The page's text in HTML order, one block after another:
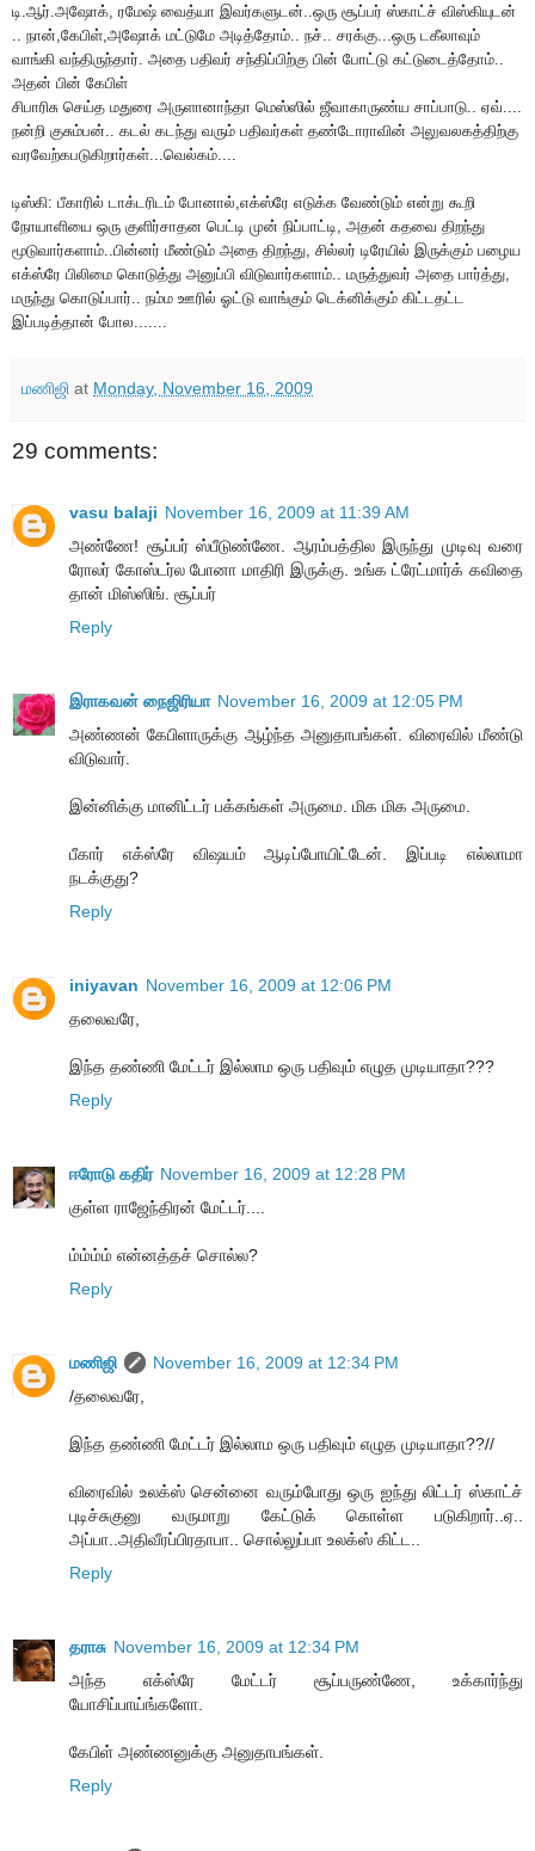
டி.ஆர்.அஷோக், ரமேஷ் வைத்யா இவர்களுடன்..ஒரு சூப்பர் ஸ்காட்ச் விஸ்கியுடன்
.. நான்,கேபிள்,அஷோக் மட்டுமே அடித்தோம்.. நச்.. சரக்கு...ஒரு டகீலாவும்
வாங்கி வந்திருந்தார். அதை பதிவர் சந்திப்பிற்கு பின் போட்டு கட்டுடைத்தோம்..
அதன் பின் கேபிள்
சிபாரிசு செய்த மதுரை அருளானாந்தா மெஸ்ஸில் ஜீவாகாருண்ய சாப்பாடு.. ஏவ்....
நன்றி குசும்பன்.. கடல் கடந்து வரும் பதிவர்கள் தண்டோராவின் அலுவலகத்திற்கு
வரவேற்கபடுகிறார்கள்...வெல்கம்....
டிஸ்கி: பீகாரில் டாக்டரிடம் போனால்,எக்ஸ்ரே எடுக்க வேண்டும் என்று கூறி
நோயாளியை ஒரு குளிர்சாதன பெட்டி முன் நிப்பாட்டி, அதன் கதவை திறந்து
மூடுவார்களாம்..பின்னர் மீண்டும் அதை திறந்து, சில்லர் டிரேயில் இருக்கும் பழைய
எக்ஸ்ரே பிலிமை கொடுத்து அனுப்பி விடுவார்களாம்.. மருத்துவர் அதை பார்த்து,
மருந்து கொடுப்பார்.. நம்ம ஊரில் ஓட்டு வாங்கும் டெக்னிக்கும் கிட்டதட்ட
இப்படித்தான் போல.......
மணிஜி at Monday, November 16, 2009
29 comments:
vasu balaji November 16, 2009 at 11:39 AM
அண்ணே! சூப்பர் ஸ்பீடுண்ணே. ஆரம்பத்தில இருந்து முடிவு வரை
ரோலர் கோஸ்டர்ல போனா மாதிரி இருக்கு. உங்க ட்ரேட்மார்க் கவிதை
தான் மிஸ்ஸிங். சூப்பர்
Reply
இராகவன் நைஜிரியா November 16, 2009 at 12:05 PM
அண்ணன் கேபிளாருக்கு ஆழ்ந்த அனுதாபங்கள். விரைவில் மீண்டு
விடுவார்.
இன்னிக்கு மானிட்டர் பக்கங்கள் அருமை. மிக மிக அருமை.
பீகார் எக்ஸ்ரே விஷயம் ஆடிப்போயிட்டேன். இப்படி எல்லாமா
நடக்குது?
Reply
iniyavan November 16, 2009 at 12:06 PM
தலைவரே,
இந்த தண்ணி மேட்டர் இல்லாம ஒரு பதிவும் எழுத முடியாதா???
Reply
ஈரோடு கதிர் November 16, 2009 at 12:28 PM
குள்ள ராஜேந்திரன் மேட்டர்....
ம்ம்ம்ம் என்னத்தச் சொல்ல?
Reply
மணிஜி
November 16, 2009 at 12:34 PM
/தலைவரே,
இந்த தண்ணி மேட்டர் இல்லாம ஒரு பதிவும் எழுத முடியாதா??//
விரைவில் உலக்ஸ் சென்னை வரும்போது ஒரு ஐந்து லிட்டர் ஸ்காட்ச்
புடிச்சுகுனு வருமாறு கேட்டுக் கொள்ள படுகிறார்..ஏ..
அப்பா..அதிவீரப்பிரதாபா.. சொல்லுப்பா உலக்ஸ் கிட்ட..
Reply
தராசு November 16, 2009 at 12:34 PM
அந்த எக்ஸ்ரே மேட்டர் சூப்பருண்ணே, உக்கார்ந்து
யோசிப்பாய்ங்களோ.
கேபிள் அண்ணனுக்கு அனுதாபங்கள்.
Reply